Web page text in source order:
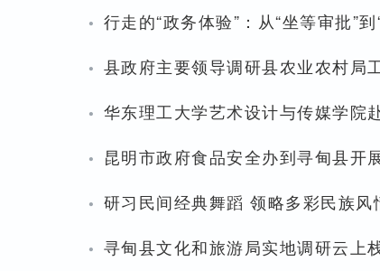
· 行走的“政务体验”：从“坐等审批”
· 县政府主要领导调研县农业农村局
· 华东理工大学艺术设计与传媒学院
· 昆明市政府食品安全办到寻甸县开
· 研习民间经典舞蹈 领略多彩民族
· 寻甸县文化和旅游局实地调研云上